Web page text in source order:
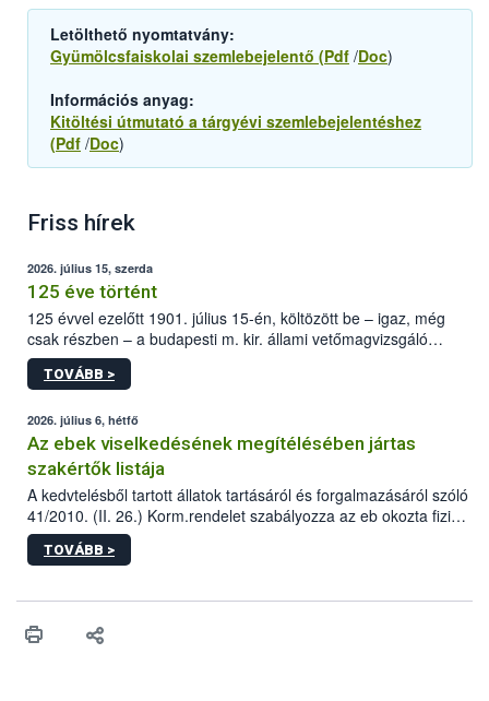
Letölthető nyomtatvány:
Gyümölcsfaiskolai szemlebejelentő (Pdf /Doc)
Információs anyag:
Kitöltési útmutató a tárgyévi szemlebejelentéshez
(Pdf /Doc)
Friss hírek
2026. július 15, szerda
125 éve történt
125 évvel ezelőtt 1901. július 15-én, költözött be – igaz, még
csak részben – a budapesti m. kir. állami vetőmagvizsgáló
állomás a Kis Rókus utca 15. szám alatti, Czigler Győző által
tervezett új épületébe.
TOVÁBB >
2026. július 6, hétfő
Az ebek viselkedésének megítélésében jártas
szakértők listája
A kedvtelésből tartott állatok tartásáról és forgalmazásáról szóló
41/2010. (II. 26.) Korm.rendelet szabályozza az eb okozta fizikai
sérülés, illetve ennek veszélye keletkezésekor felmerülő
hatósági feladatokat, valamint a veszélyes eb tartását és annak
vonni az ebek viselkedésének megítélésében jártas szakértőt.
TOVÁBB >